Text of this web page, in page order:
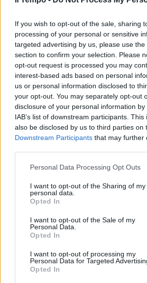
If you wish to opt-out of the sale, sharing
processing of your personal or sensitive
targeted advertising by us, please use
section to confirm your selection. Please
opt-out request is processed you may
interest-based ads based on personal
us or personal information disclosed to
your opt-out. You may separately opt-out
disclosure of your personal information
IAB’s list of downstream participants.
also be disclosed by us to third parties on
Downstream Participants that may further
Personal Data Processing Opt Outs
I want to opt-out of the Sharing of my
personal data.
Opted In
I want to opt-out of the Sale of my
Personal Data.
Opted In
I want to opt-out of processing my
Personal Data for Targeted
Opted In